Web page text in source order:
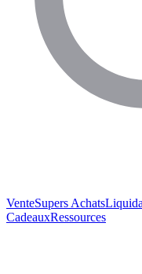
VenteSupers Achats
CadeauxRessources